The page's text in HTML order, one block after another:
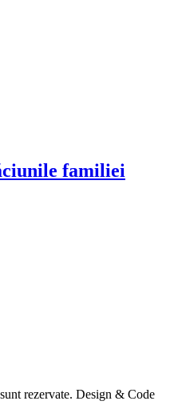
familiei
rezervate. Design & Code